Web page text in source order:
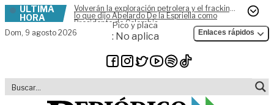
Skip to content
ÚLTIMA
HORA
Volverán la exploración petrolera y el fracking,
lo que dijo Abelardo De la Espriella como
Presidente de Colombia
Dom, 9 agosto 2026
Pico y placa
: No aplica Enlaces rápidos